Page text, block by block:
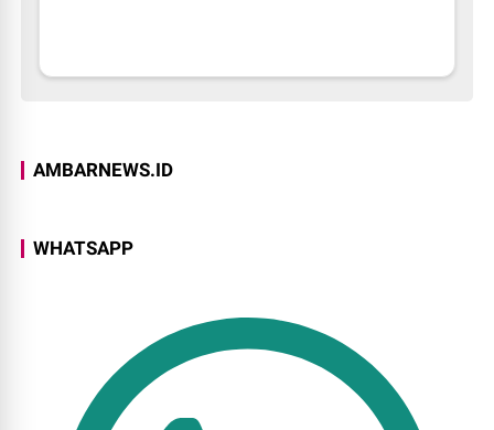
AMBARNEWS.ID
WHATSAPP